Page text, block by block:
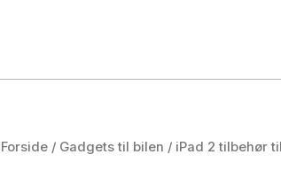
Forside / Gadgets til bilen / iPad 2 tilbehør